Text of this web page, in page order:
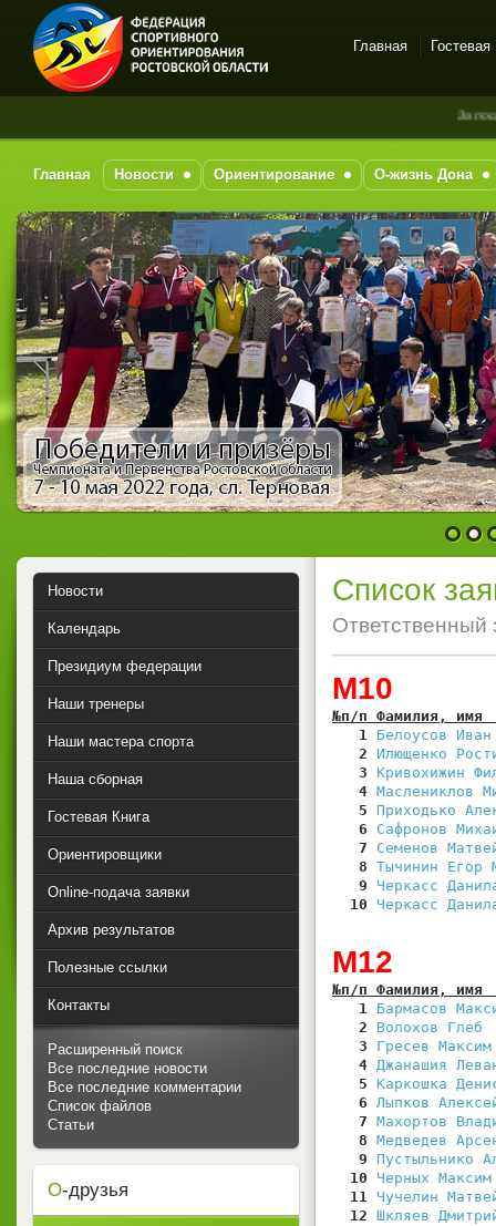
Спортивное
на-Дону
Главная Гостевая
За последние 7
Главная Новости Ориентирование О-жизнь Дона
1 2
Список
Ответственный
М10
№п/п Фамилия,
   1
   2
   3
   4
   5
   6
   7
   8
   9
  10
М12
№п/п Фамилия,
   1
   2
   3
Гресев
   4
   5
   6
Лыпков
   7
Махортов
   8
   9
  10
Черных
  11
  12
Новости
Календарь
Президиум федерации
Наши тренеры
Наши мастера спорта
Наша сборная
Гостевая Книга
Ориентировщики
Online-подача заявки
Архив результатов
Полезные ссылки
Контакты
Расширенный поиск
Все последние новости
Все последние комментарии
Список файлов
Статьи
О-друзья